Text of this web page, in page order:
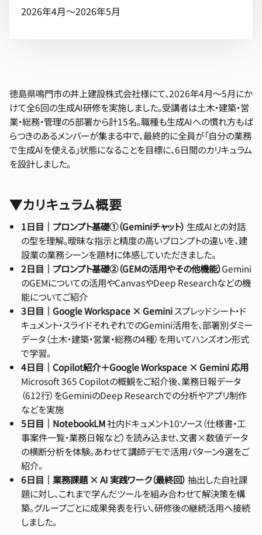
2026年4月〜2026年5月
徳島県鳴門市の井上建設株式会社様にて、2026年4月〜5月にか
けて全6回の生成AI研修を実施しました。受講者は土木・建築・営
業・総務・管理の5部署から計15名。職種も生成AIへの慣れ方もば
らつきのあるメンバーが集まる中で、最終的に全員が「自分の業務
で生成AIを使える」状態になることを目標に、6日間のカリキュラム
を設計しました。
▼カリキュラム概要
1日目｜プロンプト基礎①（Geminiチャット） 生成AIとの対話
の型を理解。曖昧な指示と精度の高いプロンプトの違いを、建
設業の業務シーンを題材に体感していただきました。
2日目｜プロンプト基礎②（GEMの活用やその他機能）Gemini
のGEMについての活用やCanvasやDeep Researchなどの機
能についてご紹介
3日目｜Google Workspace × Geminiスプレッドシート・ド
キュメント・スライドそれぞれでのGemini活用を、部署別ダミー
データ（土木・建築・営業・総務の4種）を用いてハンズオン形式
で学習。
4日目｜Copilot紹介＋Google Workspace × Gemini応用
Microsoft 365 Copilotの概観をご紹介後、業務日報データ
（612行）をGeminiのDeep Researchでの分析やアプリ制作
などを実施
5日目｜NotebookLM社内ドキュメント10ソース（仕様書・工
事案件一覧・業務日報など）を読み込ませ、文書×数値データ
の横断分析を体験。あわせて講師デモで活用パターン9選をご
紹介。
6日目｜業務課題 × AI 実践ワーク（最終回） 抽出した自社課
題に対し、これまで学んだツールを組み合わせて解決策を構
築。グループごとに成果発表を行い、研修後の継続活用へ接続
しました。